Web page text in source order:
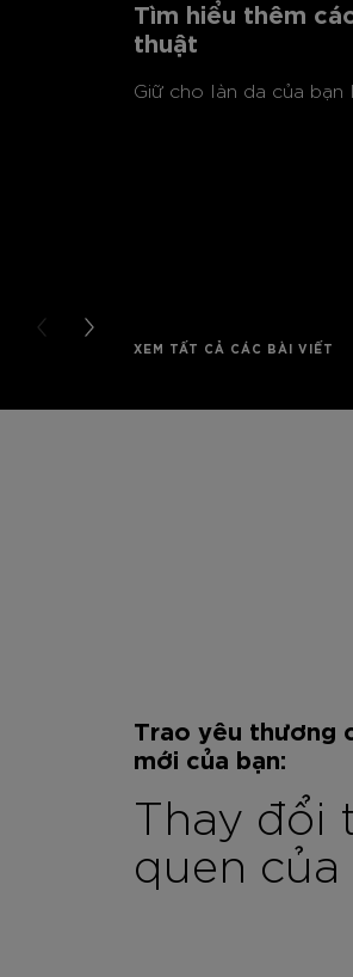
Tìm hiểu thêm
thuật
Giữ cho làn da của
PREVIOUS CARD
NEXT CARD
XEM TẤT CẢ CÁC BÀI VIẾT
Thay đổi
quen của
Trao yêu thương
mới của bạn: